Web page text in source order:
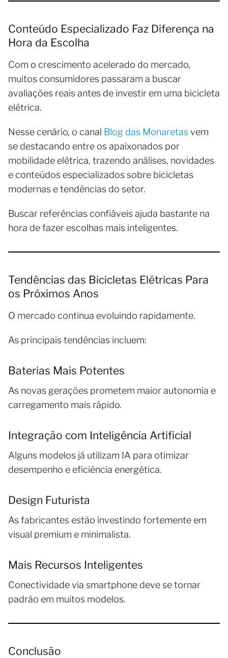
Conteúdo Especializado Faz Diferença na
Hora da Escolha
Com o crescimento acelerado do mercado,
muitos consumidores passaram a buscar
avaliações reais antes de investir em uma bicicleta
elétrica.
Nesse cenário, o canal Blog das Monaretasvem
se destacando entre os apaixonados por
mobilidade elétrica, trazendo análises, novidades
e conteúdos especializados sobre bicicletas
modernas e tendências do setor.
Buscar referências confiáveis ajuda bastante na
hora de fazer escolhas mais inteligentes.
Tendências das Bicicletas Elétricas Para
os Próximos Anos
O mercado continua evoluindo rapidamente.
As principais tendências incluem:
Baterias Mais Potentes
As novas gerações prometem maior autonomia e
carregamento mais rápido.
Integração com Inteligência Artificial
Alguns modelos já utilizam IA para otimizar
desempenho e eficiência energética.
Design Futurista
As fabricantes estão investindo fortemente em
visual premium e minimalista.
Mais Recursos Inteligentes
Conectividade via smartphone deve se tornar
padrão em muitos modelos.
Conclusão